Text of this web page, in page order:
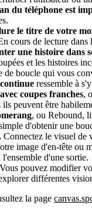
du téléphone est
le titre de votre
cours de lecture
une histoire dans
et les histoires
de boucle qui vous
ressemble à
coupes franches,
ils peuvent être
, ou Rebound,
d'obtenir une
Connectez le visuel de
image d'en-tête ou
d'une sortie.
Vous pouvez modifier
différentes
la page